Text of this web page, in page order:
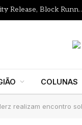
Gutenberg Times: WordPress 7.1 RC, 7.0.3 Security
COLUNAS
realizam encontro